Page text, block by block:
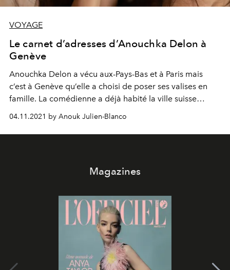
VOYAGE
Le carnet d’adresses d’Anouchka Delon à
Genève
Anouchka Delon a vécu aux-Pays-Bas et à Paris mais
c’est à Genève qu’elle a choisi de poser ses valises en
famille. La comédienne a déjà habité la ville suisse
l’école internationale et a toujours été séduite par la
qualité de vie. Depuis 4 ans, elle s’est installée à
dévoile ses spots préférés.
04.11.2021 by Anouk Julien-Blanco
Magazines